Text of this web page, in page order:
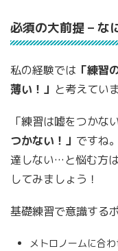
必須の大前提 – な
私の経験では 「練習
薄い！」 と考えてい
「練習は嘘をつかな
つかない！」 ですね
達しない…と悩む方は
してみましょう！
基礎練習で意識する
メトロノームに合わ